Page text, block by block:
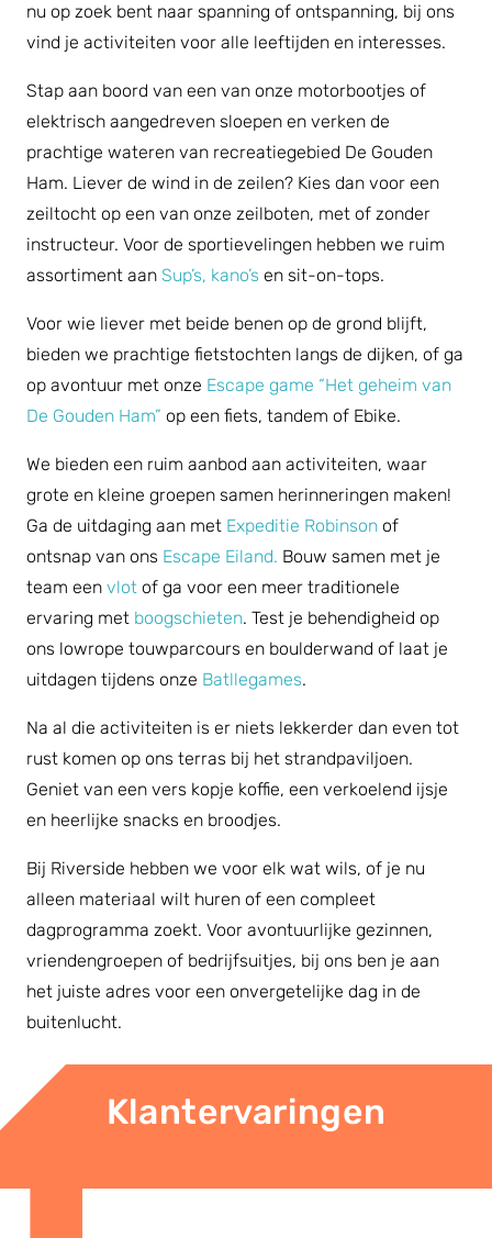
nu op zoek bent naar spanning of ontspanning, bij ons
vind je activiteiten voor alle leeftijden en interesses.
Stap aan boord van een van onze motorbootjes of
elektrisch aangedreven sloepen en verken de
prachtige wateren van recreatiegebied De Gouden
Ham. Liever de wind in de zeilen? Kies dan voor een
zeiltocht op een van onze zeilboten, met of zonder
instructeur. Voor de sportievelingen hebben we ruim
assortiment aan Sup’s, kano’s en sit-on-tops.
Voor wie liever met beide benen op de grond blijft,
bieden we prachtige fietstochten langs de dijken, of ga
op avontuur met onze Escape game “Het geheim van
De Gouden Ham” op een fiets, tandem of Ebike.
We bieden een ruim aanbod aan activiteiten, waar
grote en kleine groepen samen herinneringen maken!
Ga de uitdaging aan met Expeditie Robinson of
ontsnap van ons Escape Eiland. Bouw samen met je
team een vlot of ga voor een meer traditionele
ervaring met boogschieten. Test je behendigheid op
ons lowrope touwparcours en boulderwand of laat je
uitdagen tijdens onze Batllegames.
Na al die activiteiten is er niets lekkerder dan even tot
rust komen op ons terras bij het strandpaviljoen.
Geniet van een vers kopje koffie, een verkoelend ijsje
en heerlijke snacks en broodjes.
Bij Riverside hebben we voor elk wat wils, of je nu
alleen materiaal wilt huren of een compleet
dagprogramma zoekt. Voor avontuurlijke gezinnen,
vriendengroepen of bedrijfsuitjes, bij ons ben je aan
het juiste adres voor een onvergetelijke dag in de
buitenlucht.
Klantervaringen